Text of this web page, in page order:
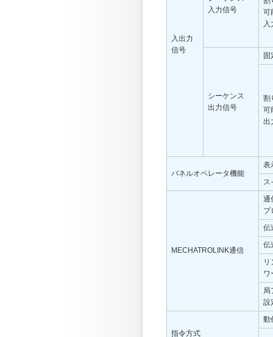
入出力
信号
入力信号
可
入
シーケンス
出力信号
固
割
可
出
パネルオペレータ機能
表
ス
MECHATROLINK通信
通
プ
伝
伝
リ
ワ
局
設
指令方式
動